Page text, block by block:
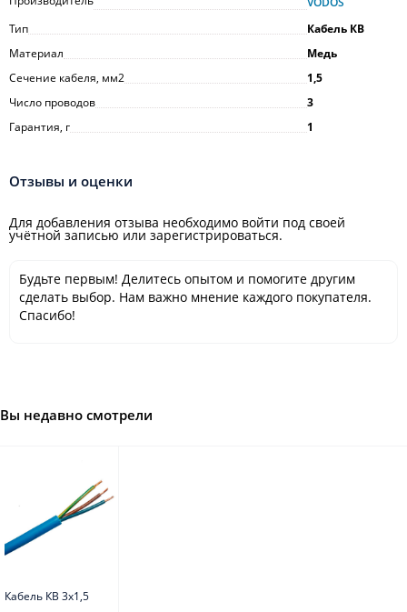
Тип
Кабель КВ
Материал
Медь
Сечение кабеля, мм2
1,5
Число проводов
3
Гарантия, г
1
Отзывы и оценки
Для добавления отзыва необходимо войти под своей
учётной записью или зарегистрироваться.
Будьте первым! Делитесь опытом и помогите другим
сделать выбор. Нам важно мнение каждого покупателя.
Спасибо!
Вы недавно смотрели
Кабель КВ 3х1,5